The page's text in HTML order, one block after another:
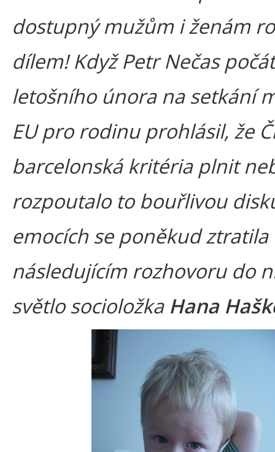
dostupný mužům i ženám
dílem! Když Petr Nečas
letošního února na setkání
EU pro rodinu prohlásil, že
barcelonská kritéria plnit
rozpoutalo to bouřlivou
emocích se poněkud ztratila
následujícím rozhovoru do
světlo socioložka Hana